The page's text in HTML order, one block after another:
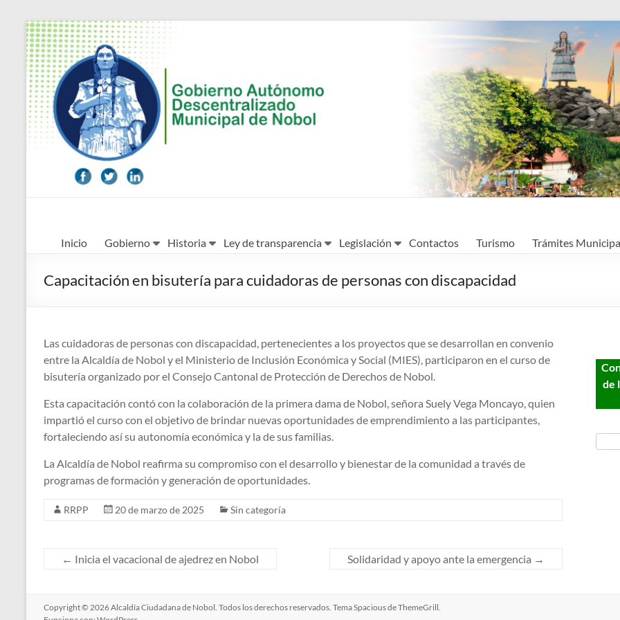
Saltar
al
contenido
Ciudadana
de
Inicio Gobierno Historia Ley de transparencia Legislación Contactos Turismo Trámites
Capacitación en bisutería para cuidadoras de personas con discapacidad
Las cuidadoras de personas con discapacidad, pertenecientes a los proyectos que se desarrollan en convenio
entre la Alcaldía de Nobol y el Ministerio de Inclusión Económica y Social (MIES), participaron en el curso de
bisutería organizado por el Consejo Cantonal de Protección de Derechos de Nobol.
Esta capacitación contó con la colaboración de la primera dama de Nobol, señora Suely Vega Moncayo, quien
impartió el curso con el objetivo de brindar nuevas oportunidades de emprendimiento a las participantes,
fortaleciendo así su autonomía económica y la de sus familias.
La Alcaldía de Nobol reafirma su compromiso con el desarrollo y bienestar de la comunidad a través de
programas de formación y generación de oportunidades.
RRPP 20 de marzo de 2025 Sin categoría
← Inicia el vacacional de ajedrez en Nobol Solidaridad y apoyo ante la emergencia →
de
Copyright © 2026Alcaldía Ciudadana de Nobol . Todos los derechos reservados. TemaSpaciousde ThemeGrill.